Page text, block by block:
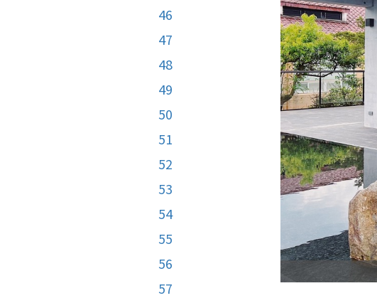
46
47
48
49
50
51
52
53
54
55
56
57